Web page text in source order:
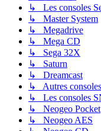
↳ Les consoles
↳ Master System
↳ Megadrive
↳ Mega CD
↳ Sega 32X
↳ Saturn
↳ Dreamcast
↳ Autres consoles
↳ Les consoles
↳ Neogeo Pocket
↳ Neogeo AES